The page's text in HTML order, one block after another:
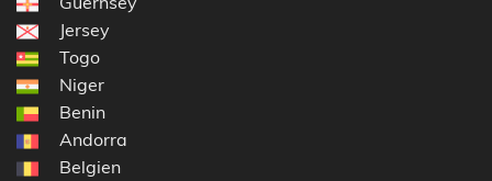
Jersey
Togo
Niger
Benin
Andorra
Belgien